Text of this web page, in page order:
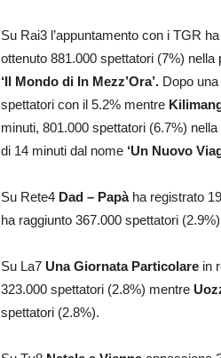
Su Rai3 l’appuntamento con i TGR
ottenuto 881.000 spettatori (7%)
‘Il Mondo di In Mezz’Ora’. Dopo
spettatori con il 5.2% mentre
minuti, 801.000 spettatori (6.7%)
di 14 minuti dal nome ‘Un Nuovo
Su Rete4 Dad – Papàha registrato
ha raggiunto 367.000 spettatori
Su La7 Una Giornata Particolare in
323.000 spettatori (2.8%) mentre
spettatori (2.8%).